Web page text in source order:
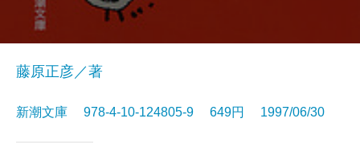
藤原正彦／著
新潮文庫 978-4-10-124805-9 649円 1997/06/30